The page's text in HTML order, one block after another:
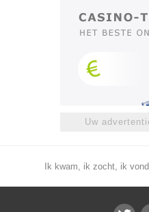
Uw
Ik kwam, ik zocht, ik